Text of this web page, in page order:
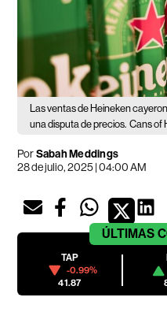
Las ventas de Heineken
una disputa de precios. Cans of
PorSabah Meddings
28 de julio, 2025 | 04:00 AM
ÚLTIMAS
TAP
-0.99%
41.87